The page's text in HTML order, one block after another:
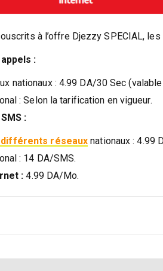
à l’offre Djezzy SPECIAL,
:
nationaux : 4.99 DA/30 Sec
: Selon la tarification en vigueur.
:
différents réseaux nationaux : 4.99
: 14 DA/SMS.
: 4.99 DA/Mo.